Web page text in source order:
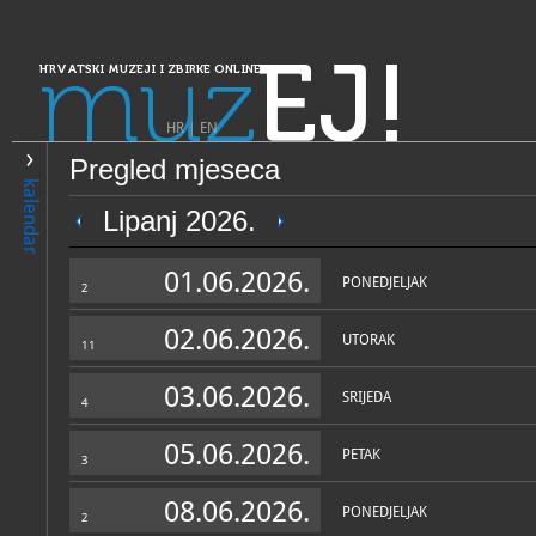
HRVATSKI MUZEJI I ZBIRKE ONLINE
muzEJ!
HR| EN
kalendar
Pregled mjeseca
Lipanj 2026.
2 01.06.2026. PONEDJELJAK
11 02.06.2026. UTORAK
4 03.06.2026. SRIJEDA
3 05.06.2026. PETAK
2 08.06.2026. PONEDJELJAK
PRETRAŽIVANJE
Dalmacija
Prirodoslovni muzej
OPĆI PODACI